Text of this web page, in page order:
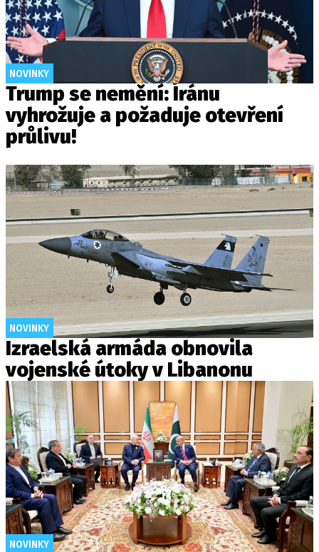
NOVINKY
Trump se nemění: Íránu
vyhrožuje a požaduje otevření
průlivu!
NOVINKY
Izraelská armáda obnovila
vojenské útoky v Libanonu
NOVINKY